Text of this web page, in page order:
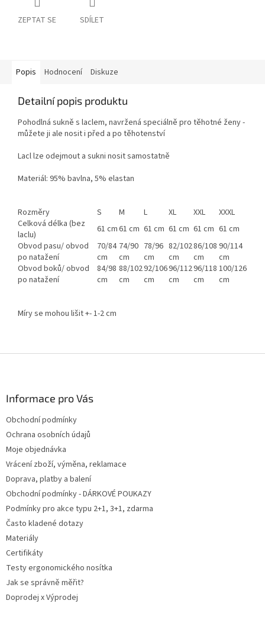
ZEPTAT SE SDÍLET
Popis Hodnocení Diskuze
Detailní popis produktu
Pohodlná sukně s laclem, navržená speciálně pro těhotné ženy -
můžete ji ale nosit i před a po těhotenství
Lacl lze odejmout a sukni nosit samostatně
Materiál: 95% bavlna, 5% elastan
Rozměry S M L XL XXL
XXXL
Celková délka (bez
laclu)
61 cm61 cm 61 cm 61 cm 61 cm 61 cm
Obvod pasu/ obvod
po natažení
70/84
cm
74/90
cm
78/96
cm
82/102
cm
86/108
cm
90/114
cm
Obvod boků/ obvod
po natažení
84/98
cm
88/102
cm
92/106
cm
96/112
cm
96/118
cm
100/126
cm
Míry se mohou lišit +- 1-2 cm
Informace pro Vás
Obchodní podmínky
Ochrana osobních údajů
Moje objednávka
Vrácení zboží, výměna, reklamace
Doprava, platby a balení
Obchodní podmínky - DÁRKOVÉ POUKAZY
Podmínky pro akce typu 2+1, 3+1, zdarma
Často kladené dotazy
Materiály
Certifikáty
Testy ergonomického nosítka
Jak se správně měřit?
Doprodej x Výprodej